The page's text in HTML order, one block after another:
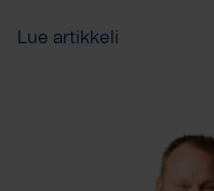
Lue artikkeli